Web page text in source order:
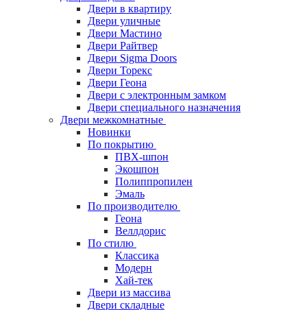
Двери в квартиру
Двери уличные
Двери Мастино
Двери Райтвер
Двери Sigma Doors
Двери Торекс
Двери Геона
Двери с электронным замком
Двери специального назначения
Двери межкомнатные
Новинки
По покрытию
ПВХ-шпон
Экошпон
Полиппропилен
Эмаль
По производителю
Геона
Веллдорис
По стилю
Классика
Модерн
Хай-тек
Двери из массива
Двери складные